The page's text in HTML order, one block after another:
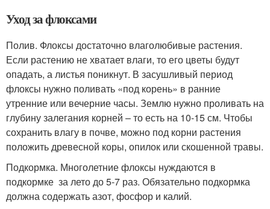
Уход за флоксами
Полив. Флоксы достаточно влаголюбивые растения.
Если растению не хватает влаги, то его цветы будут
опадать, а листья поникнут. В засушливый период
флоксы нужно поливать «под корень» в ранние
утренние или вечерние часы. Землю нужно проливать на
глубину залегания корней – то есть на 10-15 см. Чтобы
сохранить влагу в почве, можно под корни растения
положить древесной коры, опилок или скошенной травы.
Подкормка. Многолетние флоксы нуждаются в
подкормке за лето до 5-7 раз. Обязательно подкормка
должна содержать азот, фосфор и калий.